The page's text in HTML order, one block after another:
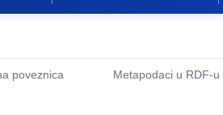
poveznica
Metapodaci u RDF-u